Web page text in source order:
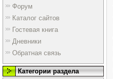
Форум
Каталог сайтов
Гостевая книга
Дневники
Обратная связь
Категории раздела